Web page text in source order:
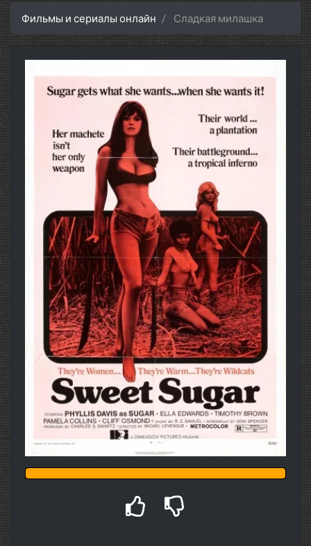
Фильмы и сериалы онлайн Сладкая милашка